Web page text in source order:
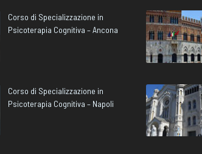
Corso di Specializzazione in
Psicoterapia Cognitiva – Ancona
Corso di Specializzazione in
Psicoterapia Cognitiva – Napoli